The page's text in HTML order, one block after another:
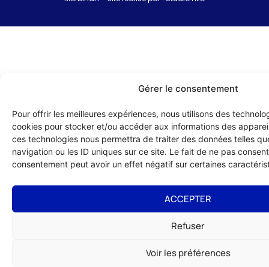
Gérer le consentement
Pour offrir les meilleures expériences, nous utilisons des
cookies pour stocker et/ou accéder aux informations des
ces technologies nous permettra de traiter des données telles
navigation ou les ID uniques sur ce site. Le fait de ne pas
consentement peut avoir un effet négatif sur certaines
ACCEPTER
Refuser
Voir les préférences